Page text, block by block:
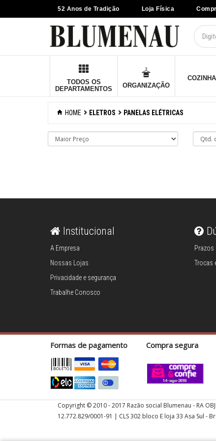
52 Anos de Tradição Loja Física
×
Organização
Espremedores e
centrífugas
Facas elétricas
Fondues e
racletes
Fornos
Fritadeiras
TODOS OS
DEPARTAMENTOS
ORGANIZAÇÃO
COZINHA
HOME ELETROS PANELAS ELÉTRICAS
Institucional
A Empresa
Nossas Lojas
Privacidade e segurança
Trabalhe Conosco
Prazos
Trocas
Formas de pagamento Compra segura
Copyright © 2010 - 2017 Razão social Blumenau - RA
12.772.829/0001-91 | CLS 302 bloco E loja 33 Asa Sul -